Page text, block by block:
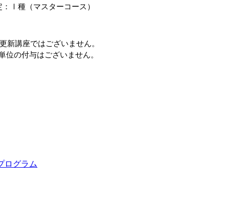
Ⅰ種（マスターコース）
講座ではございません。
の付与はございません。
ログラム